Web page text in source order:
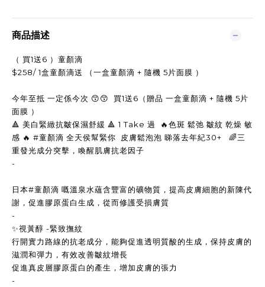
商品描述
（ 買1送6 ）童顏滴
$258/ 1盒童顏滴送 （一盒童顏滴 + 隨機 5片面膜 ）
今年至抵 一定係今次 😙😙 買1送6（贈品 一盒童顏滴 + 隨機 5片
面膜 ）
🔺 美白緊緻抗皺保濕舒緩 🔺 1 Take 過 🔥色斑 鬆弛 皺紋 乾燥 敏
感 🔥 #童顏滴 全天侯幫緊你 皮膚鬆泡泡 睇落去年紀30+ 🌈三
重發光成分突擊，喚醒肌膚抗老因子
-
日本#童顏滴 嘅溫泉水蘊含豐富的礦物質，提高皮膚細胞的新陳代
謝，促進膠原蛋白生成，從而修護受損膚質
-
✨視黃醇 -緊致撫紋
行開實力路線的抗老成分，能夠促進透明質酸的生成，保持皮膚的
滋潤和彈力，有效改善皺紋增長
促進真皮層膠原蛋白的產生，增加皮膚的張力
-